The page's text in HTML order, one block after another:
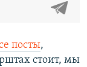
посты,
стоит, мы